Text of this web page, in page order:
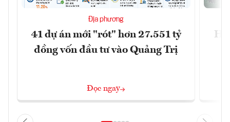
Địa phương
41 dự án mới "rót" hơn 27.551 tỷ
đồng vốn đầu tư vào Quảng Trị
Đọc ngay
Hà